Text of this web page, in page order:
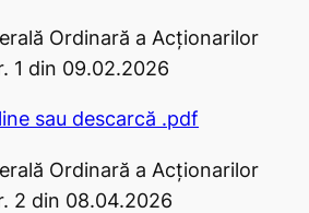
Ordinară a Acţionarilor
1 din 09.02.2026
sau descarcă .pdf
Ordinară a Acţionarilor
2 din 08.04.2026